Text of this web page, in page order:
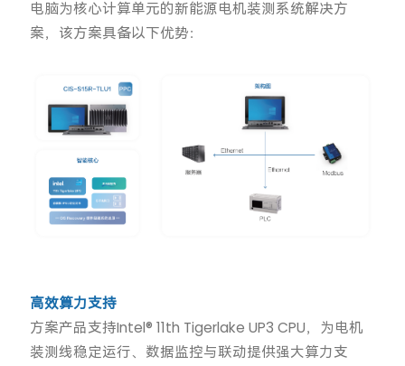
电脑为核心计算单元的新能源电机装测系统解决方
案，该方案具备以下优势：
高效算力支持
方案产品支持Intel® 11th Tigerlake UP3 CPU，为电机
装测线稳定运行、数据监控与联动提供强大算力支